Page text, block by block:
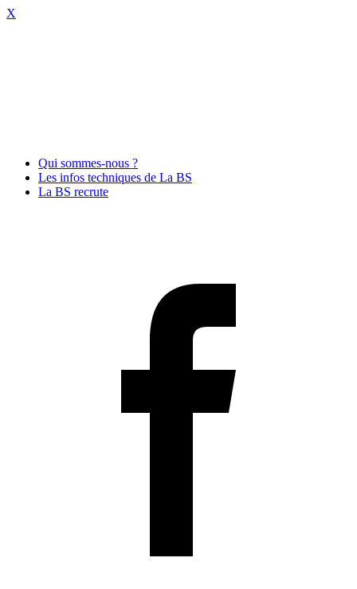
X
Qui sommes-nous ?
Les infos techniques de La BS
La BS recrute